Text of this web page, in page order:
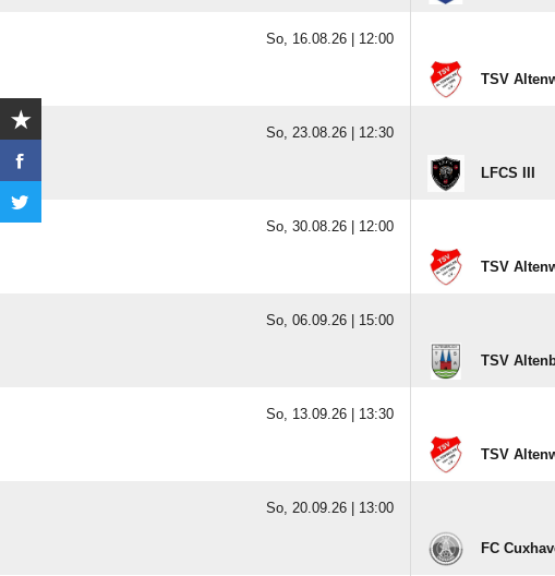
So, 16.08.26 | 12:00
TSV
So, 23.08.26 | 12:30
LFCS III
So, 30.08.26 | 12:00
TSV
So, 06.09.26 | 15:00
TSV
So, 13.09.26 | 13:30
TSV
So, 20.09.26 | 13:00
FC